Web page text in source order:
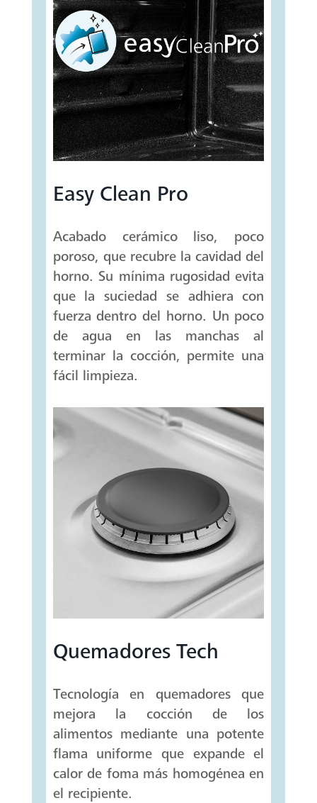
Easy Clean Pro
Acabado cerámico liso, poco
poroso, que recubre la cavidad del
horno. Su mínima rugosidad evita
que la suciedad se adhiera con
fuerza dentro del horno. Un poco
de agua en las manchas al
terminar la cocción, permite una
fácil limpieza.
Quemadores Tech
Tecnología en quemadores que
mejora la cocción de los
alimentos mediante una potente
flama uniforme que expande el
calor de foma más homogénea en
el recipiente.